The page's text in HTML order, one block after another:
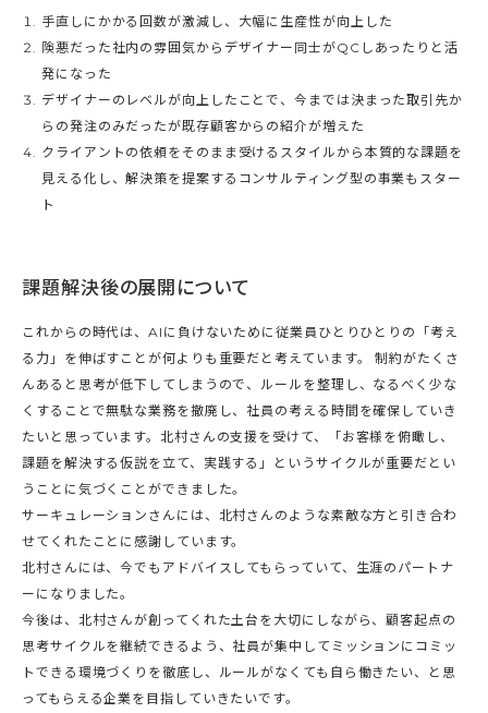
手直しにかかる回数が激減し、大幅に生産性が向上した
険悪だった社内の雰囲気からデザイナー同士がQCしあったりと活
発になった
デザイナーのレベルが向上したことで、今までは決まった取引先か
らの発注のみだったが既存顧客からの紹介が増えた
クライアントの依頼をそのまま受けるスタイルから本質的な課題を
見える化し、解決策を提案するコンサルティング型の事業もスター
ト
課題解決後の展開について
これからの時代は、AIに負けないために従業員ひとりひとりの「考え
る力」を伸ばすことが何よりも重要だと考えています。 制約がたくさ
んあると思考が低下してしまうので、ルールを整理し、なるべく少な
くすることで無駄な業務を撤廃し、社員の考える時間を確保していき
たいと思っています。北村さんの支援を受けて、「お客様を俯瞰し、
課題を解決する仮説を立て、実践する」というサイクルが重要だとい
うことに気づくことができました。
サーキュレーションさんには、北村さんのような素敵な方と引き合わ
せてくれたことに感謝しています。
北村さんには、今でもアドバイスしてもらっていて、生涯のパートナ
ーになりました。
今後は、北村さんが創ってくれた土台を大切にしながら、顧客起点の
思考サイクルを継続できるよう、社員が集中してミッションにコミッ
トできる環境づくりを徹底し、ルールがなくても自ら働きたい、と思
ってもらえる企業を目指していきたいです。